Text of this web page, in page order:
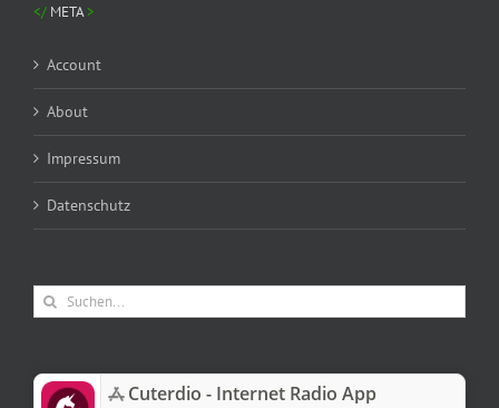
META
Account
About
Impressum
Datenschutz
Suche
nach:
‎Cuterdio - Internet Radio App